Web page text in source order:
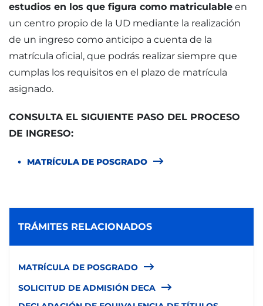
estudios en los que figura como matriculable en
un centro propio de la UD mediante la realización
de un ingreso como anticipo a cuenta de la
matrícula oficial, que podrás realizar siempre que
cumplas los requisitos en el plazo de matrícula
asignado.
CONSULTA EL SIGUIENTE PASO DEL PROCESO
DE INGRESO:
MATRÍCULA DE POSGRADO
TRÁMITES RELACIONADOS
MATRÍCULA DE POSGRADO
SOLICITUD DE ADMISIÓN DECA